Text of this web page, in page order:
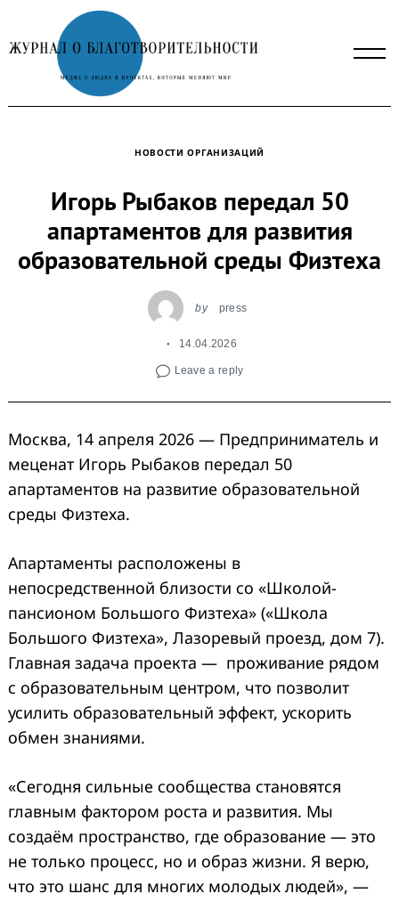
to
content
НОВОСТИ ОРГАНИЗАЦИЙ
Игорь Рыбаков передал 50
апартаментов для развития
образовательной среды Физтеха
by press
14.04.2026
Leave a reply
Москва, 14 апреля 2026 — Предприниматель и
меценат Игорь Рыбаков передал 50
апартаментов на развитие образовательной
среды Физтеха.
Апартаменты расположены в
непосредственной близости со «Школой-
пансионом Большого Физтеха» («Школа
Большого Физтеха», Лазоревый проезд, дом 7).
Главная задача проекта — проживание рядом
с образовательным центром, что позволит
усилить образовательный эффект, ускорить
обмен знаниями.
«Сегодня сильные сообщества становятся
главным фактором роста и развития. Мы
создаём пространство, где образование — это
не только процесс, но и образ жизни. Я верю,
что это шанс для многих молодых людей», —